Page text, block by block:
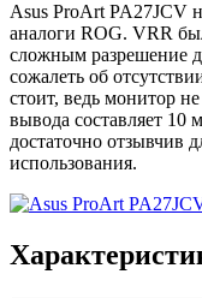
Asus ProArt PA27JCV
аналоги ROG. VRR
сложным разрешение
сожалеть об
стоит, ведь монитор
вывода составляет 10
достаточно отзывчив
использования.